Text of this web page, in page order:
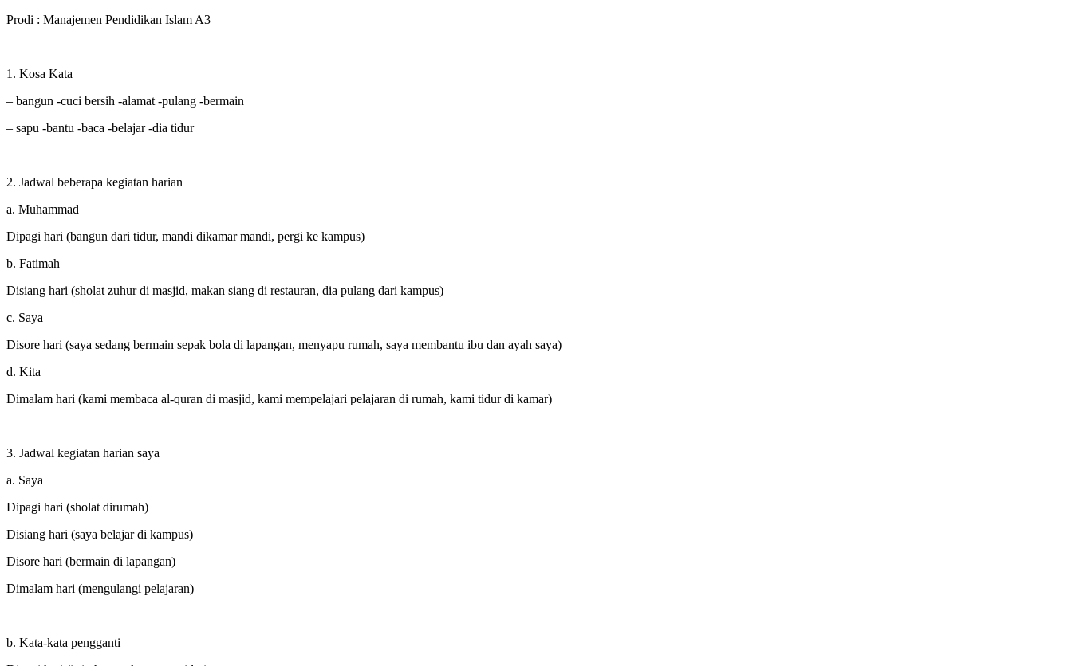
Prodi : Manajemen Pendidikan Islam A3
1. Kosa Kata
– bangun -cuci bersih -alamat -pulang -bermain
– sapu -bantu -baca -belajar -dia tidur
2. Jadwal beberapa kegiatan harian
a. Muhammad
Dipagi hari (bangun dari tidur, mandi dikamar mandi, pergi ke kampus)
b. Fatimah
Disiang hari (sholat zuhur di masjid, makan siang di restauran, dia pulang dari kampus)
c. Saya
Disore hari (saya sedang bermain sepak bola di lapangan, menyapu rumah, saya membantu ibu dan ayah saya)
d. Kita
Dimalam hari (kami membaca al-quran di masjid, kami mempelajari pelajaran di rumah, kami tidur di kamar)
3. Jadwal kegiatan harian saya
a. Saya
Dipagi hari (sholat dirumah)
Disiang hari (saya belajar di kampus)
Disore hari (bermain di lapangan)
Dimalam hari (mengulangi pelajaran)
b. Kata-kata pengganti